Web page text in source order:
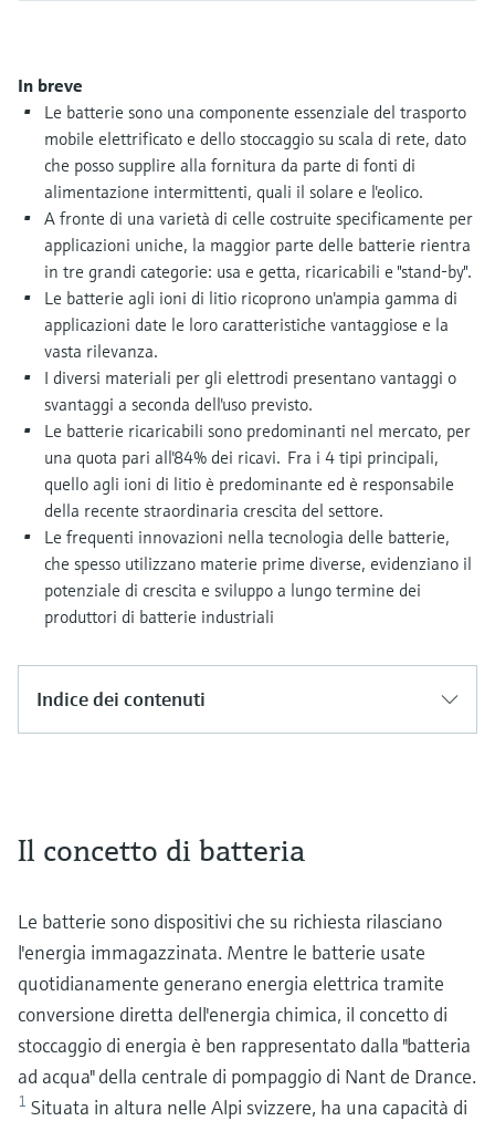
Trova informazioni e documentazione
specifiche sul prodotto
Trova i ricambi giusti
Trova i ricambi per codice prodotto, codice
ordine o numero di serie
della pressione
Visualizza tutti
microonde
Visualizza tutti
In breve
Le batterie sono una componente essenziale del trasporto
mobile elettrificato e dello stoccaggio su scala di rete, dato
che posso supplire alla fornitura da parte di fonti di
alimentazione intermittenti, quali il solare e l'eolico.
A fronte di una varietà di celle costruite specificamente per
applicazioni uniche, la maggior parte delle batterie rientra
in tre grandi categorie: usa e getta, ricaricabili e "stand-by".
Le batterie agli ioni di litio ricoprono un'ampia gamma di
applicazioni date le loro caratteristiche vantaggiose e la
vasta rilevanza.
I diversi materiali per gli elettrodi presentano vantaggi o
svantaggi a seconda dell'uso previsto.
Le batterie ricaricabili sono predominanti nel mercato, per
una quota pari all'84% dei ricavi. Fra i 4 tipi principali,
quello agli ioni di litio è predominante ed è responsabile
della recente straordinaria crescita del settore.
Le frequenti innovazioni nella tecnologia delle batterie,
che spesso utilizzano materie prime diverse, evidenziano il
potenziale di crescita e sviluppo a lungo termine dei
produttori di batterie industriali
Indice dei contenuti
Il concetto di batteria
Le batterie sono dispositivi che su richiesta rilasciano
l'energia immagazzinata. Mentre le batterie usate
quotidianamente generano energia elettrica tramite
conversione diretta dell'energia chimica, il concetto di
stoccaggio di energia è ben rappresentato dalla "batteria
ad acqua" della centrale di pompaggio di Nant de Drance.
1 Situata in altura nelle Alpi svizzere, ha una capacità di